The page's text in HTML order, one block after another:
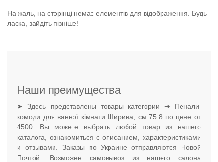
На жаль, на сторінці немає елементів для відображення. Будь
ласка, зайдіть пізніше!
Наши преимущества
➤ Здесь представлены товары категории ➔ Пенали,
комоди для ванної кімнати Ширина, см 75.8 по цене от
4500. Вы можете выбрать любой товар из нашего
каталога, ознакомиться с описанием, характеристиками
и отзывами. Заказы по Украине отправляются Новой
Почтой. Возможен самовывоз из нашего салона